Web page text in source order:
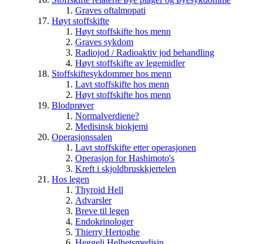
Graves oftalmopati
Høyt stoffskifte
Høyt stoffskifte hos menn
Graves sykdom
Radiojod / Radioaktiv jod behandling
Høyt stoffskifte av legemidler
Stoffskiftesykdommer hos menn
Lavt stoffskifte hos menn
Høyt stoffskifte hos menn
Blodprøver
Normalverdiene?
Medisinsk biokjemi
Operasjonssalen
Lavt stoffskifte etter operasjonen
Operasjon for Hashimoto's
Kreft i skjoldbruskkjertelen
Hos legen
Thyroid Hell
Advarsler
Breve til legen
Endokrinologer
Thierry Hertoghe